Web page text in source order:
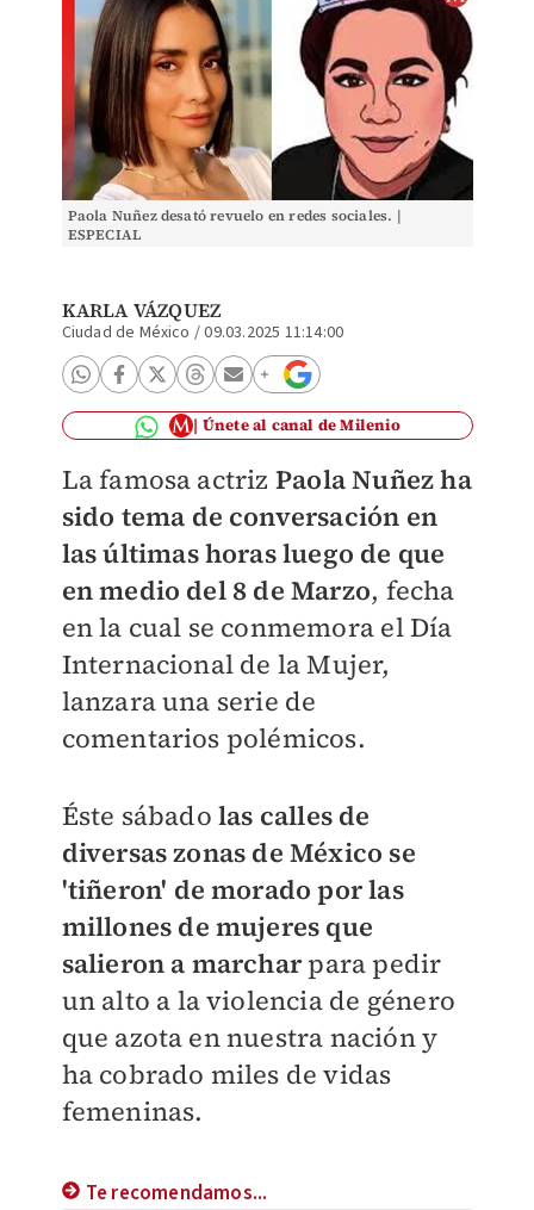
Paola Nuñez desató revuelo en redes sociales. |
ESPECIAL
KARLA VÁZQUEZ
Ciudad de México /09.03.2025 11:14:00
Únete al canal de Milenio
La famosa actriz Paola Nuñez ha
sido tema de conversación en
las últimas horas luego de que
en medio del 8 de Marzo, fecha
en la cual se conmemora el Día
Internacional de la Mujer,
lanzara una serie de
comentarios polémicos.
Éste sábado las calles de
diversas zonas de México se
'tiñeron' de morado por las
millones de mujeres que
salieron a marcharpara pedir
un alto a la violencia de género
que azota en nuestra nación y
ha cobrado miles de vidas
femeninas.
Te recomendamos...